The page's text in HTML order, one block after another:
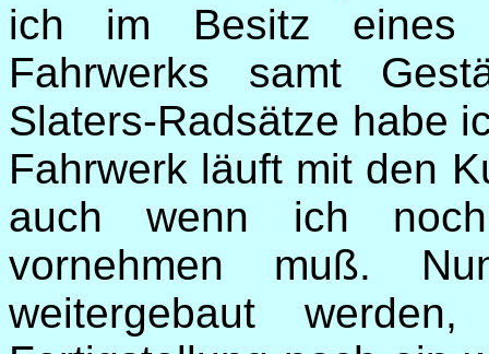
ich im Besitz eines
Fahrwerks samt
Slaters-Radsätze habe
Fahrwerk läuft mit den
auch wenn ich
vornehmen muß.
weitergebaut